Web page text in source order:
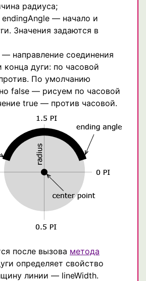
радиуса;
— начало и
Значения задаются в
направление соединения
конца дуги: по часовой
По умолчанию
false — рисуем по часовой
true — против часовой.
после вызова метода
определяет свойство
линии — lineWidth.